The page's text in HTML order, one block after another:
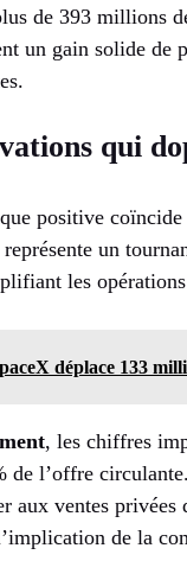
de 393 millions
un gain solide de
qui
positive
représente un
les
déplace 133
, les chiffres
de l’offre
aux ventes
de la